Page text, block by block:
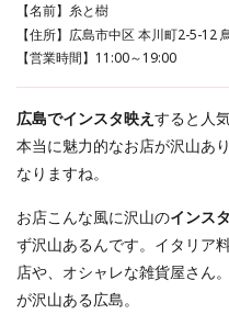
【名前】糸と樹
【住所】広島市中区 本川町2-5-
【営業時間】11:00～19:00
広島でインスタ映え すると人
本当に魅力的なお店が沢山あ
なりますね。
お店こんな風に沢山のインス
ず沢山あるんです。イタリア
店や、オシャレな雑貨屋さん
が沢山ある広島。